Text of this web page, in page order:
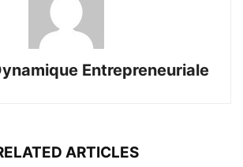
Entrepreneuriale
ARTICLES